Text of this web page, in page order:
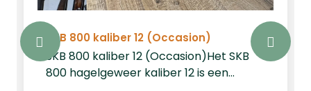
SKB 800 kaliber 12 (Occasion)
SKB 800 kaliber 12 (Occasion)Het SKB
800 hagelgeweer kaliber 12 is een